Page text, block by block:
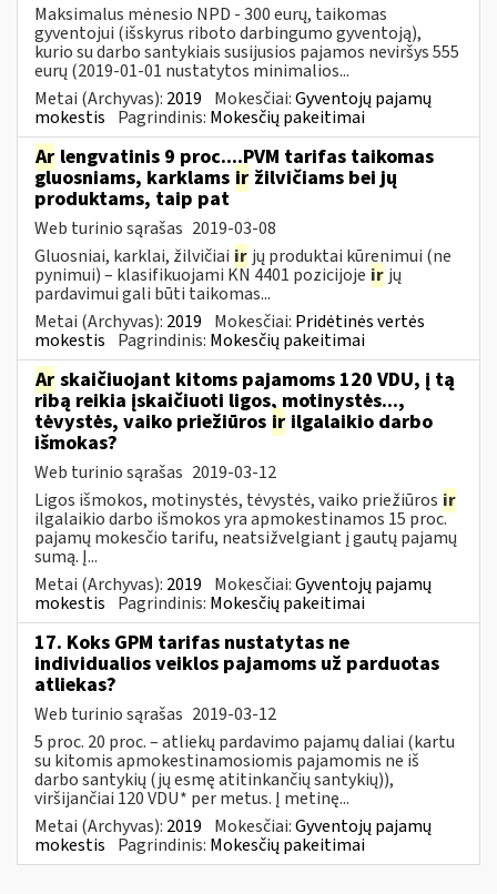
Maksimalus mėnesio NPD - 300 eurų, taikomas
gyventojui (išskyrus riboto darbingumo gyventoją),
kurio su darbo santykiais susijusios pajamos neviršys 555
eurų (2019-01-01 nustatytos minimalios...
Metai (Archyvas): 2019 Mokesčiai:Gyventojų pajamų
mokestis Pagrindinis: Mokesčių pakeitimai
Ar lengvatinis 9 proc....PVM tarifas taikomas
gluosniams, karklams ir žilvičiams bei jų
produktams, taip pat
Web turinio sąrašas 2019-03-08
Gluosniai, karklai, žilvičiai ir jų produktai kūrenimui (ne
pynimui) – klasifikuojami KN 4401 pozicijoje ir jų
pardavimui gali būti taikomas...
Metai (Archyvas): 2019 Mokesčiai: Pridėtinės vertės
mokestis Pagrindinis: Mokesčių pakeitimai
Ar skaičiuojant kitoms pajamoms 120 VDU, į tą
ribą reikia įskaičiuoti ligos, motinystės...,
tėvystės, vaiko priežiūros ir ilgalaikio darbo
išmokas?
Web turinio sąrašas 2019-03-12
Ligos išmokos, motinystės, tėvystės, vaiko priežiūros ir
ilgalaikio darbo išmokos yra apmokestinamos 15 proc.
pajamų mokesčio tarifu, neatsižvelgiant į gautų pajamų
sumą. Į...
Metai (Archyvas): 2019 Mokesčiai:Gyventojų pajamų
mokestis Pagrindinis: Mokesčių pakeitimai
17. Koks GPM tarifas nustatytas ne
individualios veiklos pajamoms už parduotas
atliekas?
Web turinio sąrašas 2019-03-12
5 proc. 20 proc. – atliekų pardavimo pajamų daliai (kartu
su kitomis apmokestinamosiomis pajamomis ne iš
darbo santykių (jų esmę atitinkančių santykių)),
viršijančiai 120 VDU* per metus. Į metinę...
Metai (Archyvas): 2019 Mokesčiai:Gyventojų pajamų
mokestis Pagrindinis: Mokesčių pakeitimai